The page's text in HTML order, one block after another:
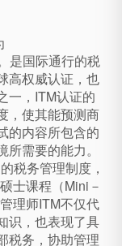
是国际通行的税
高权威认证，也
一，ITM认证的
，使其能预测商
的内容所包含的
需要的能力。
税务管理制度，
士课程（Mini－
理师ITM不仅代
识，也表现了具
税务，协助管理